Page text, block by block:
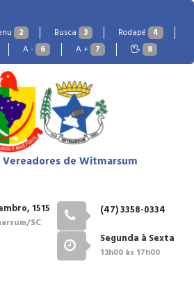
2 Busca 3 Rodapé 4
A - 6 A + 7 8
Vereadores de Witmarsum
1515
SC
(47) 3358-0334
Segunda à Sexta
13h00 às 17h00